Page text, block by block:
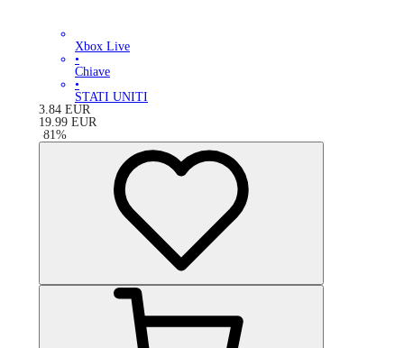
Xbox Live
•
Chiave
•
STATI UNITI
3.84 EUR
19.99 EUR
-81%